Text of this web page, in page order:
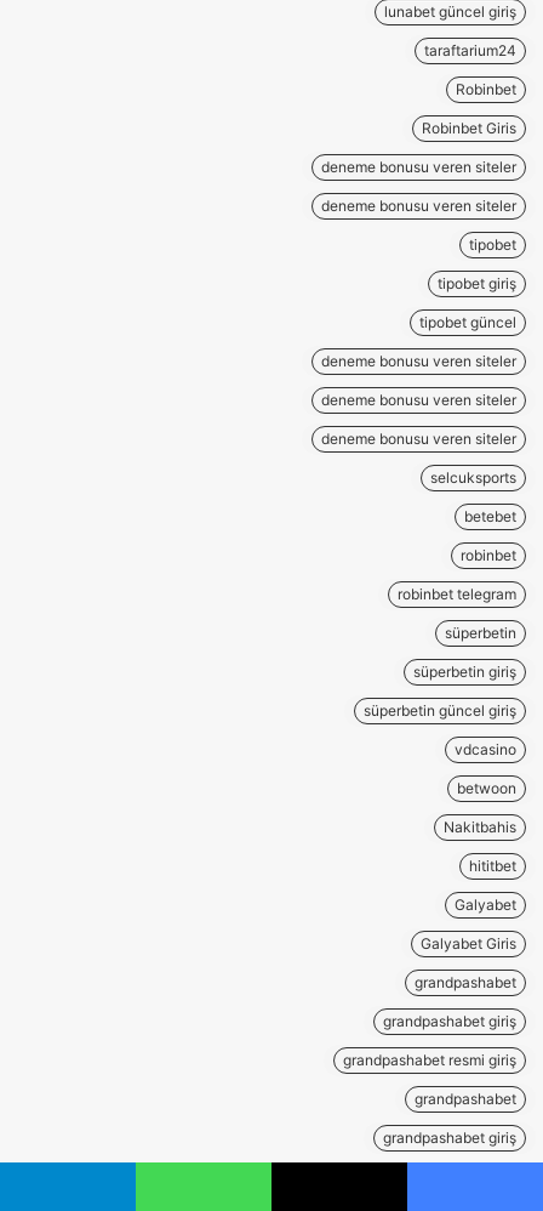
lunabet güncel giriş
taraftarium24
Robinbet
Robinbet Giris
deneme bonusu veren siteler
deneme bonusu veren siteler
tipobet
tipobet giriş
tipobet güncel
deneme bonusu veren siteler
deneme bonusu veren siteler
deneme bonusu veren siteler
selcuksports
betebet
robinbet
robinbet telegram
süperbetin
süperbetin giriş
süperbetin güncel giriş
vdcasino
betwoon
Nakitbahis
hititbet
Galyabet
Galyabet Giris
grandpashabet
grandpashabet giriş
grandpashabet resmi giriş
grandpashabet
grandpashabet giriş